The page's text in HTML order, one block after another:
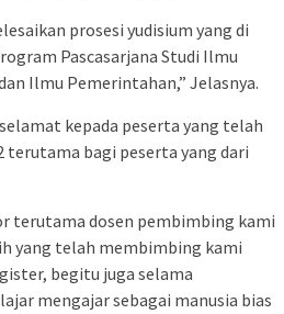
prosesi yudisium yang di
Pascasarjana Studi Ilmu
Ilmu Pemerintahan,” Jelasnya.
kepada peserta yang telah
terutama bagi peserta yang dari
terutama dosen pembimbing kami
yang telah membimbing kami
begitu juga selama
mengajar sebagai manusia bias